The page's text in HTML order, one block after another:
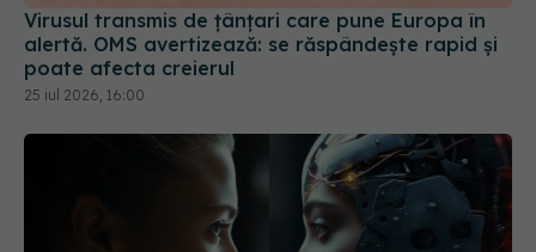
Virusul transmis de țânțari care pune Europa în
alertă. OMS avertizează: se răspândește rapid și
poate afecta creierul
25 iul 2026, 16:00